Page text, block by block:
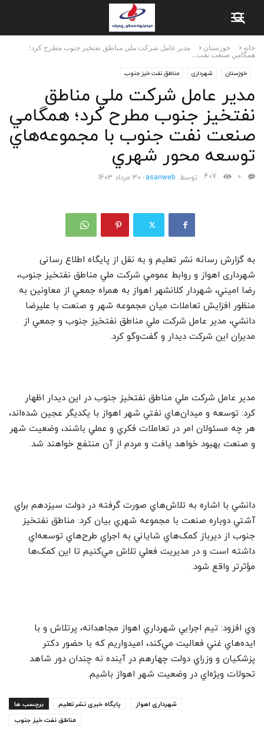
خانه خوزستان
مدير عامل شرکت ملي مناطق نفتخيز جنوب مطرح کرد؛
همگامي صنعت نفت...
خوزستان شهرداری مناطق نفت خیز جنوب
مدير عامل شرکت ملي مناطق
نفتخيز جنوب مطرح کرد؛ همگامي
صنعت نفت جنوب با مجموعه‌هاي
توسعه محور شهري
توسط asanweb
- 30 مرداد 1403 0
407
به گزارش رسانه نشر تعلیم و به نقل از پایگاه اطلاع رسانی
شهرداری اهواز و روابط عمومي شرکت ملي مناطق نفتخيز جنوب،
رضا اميني، شهردار کلانشهر اهواز به همراه جمعي از معاونين به
منظور افزايش تعاملات ميان مجموعه شهر و صنعت با عليرضا
دانشي، مدير عامل شرکت ملي مناطق نفتخيز جنوب و جمعي از
مديران اين شرکت ديدار و گفت‌وگو کرد.
مدير عامل شرکت ملي مناطق نفتخيز جنوب در اين ديدار اظهار
کرد: توسعه و ميدان‌هاي نفتي‌ شهر اهواز با يکديگر عجين شده‌اند،
هر چه مسئولان امر در تعاملات فکري و عملي باشند، وضعيت شهر
و صنعت بهبود خواهد يافت و مردم از آن منتفع خواهند شد.
دانشي با اشاره به تلاش‌هاي صورت گرفته در دولت سيزدهم براي
آشتي دوباره صنعت با مجموعه شهري بيان کرد: مناطق نفتخيز
جنوب از ديرباز کمک‌هاي شاياني به اجراي طرح‌هاي توسعه‌اي
داشته ‌است و در مديريت فعلي تلاش مي‌کنيم تا اين کمک‌ها
مؤثرتر واقع شود.
وي افزود: تيم اجرايي شهرداري اهواز مجاهدانه، پرتلاش و با
ايده‌هاي غني فعاليت مي‌کند، اميدواريم که با حضور دکتر
پزشکيان و وزراي دولت چهارهم در آينده نه چندان دور شاهد
تحولات ويژه‌اي در وضعيت شهر اهواز باشيم.
برچسب ها پایگاه خبری نشرتعلیم
شهرداری اهواز
مناطق نفت خیز جنوب